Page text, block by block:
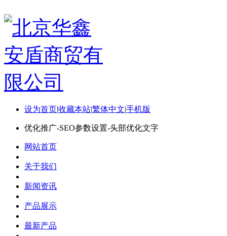
设为首页|收藏本站|繁体中文|手机版
优化推广-SEO参数设置-头部优化文字
网站首页
关于我们
新闻资讯
产品展示
最新产品